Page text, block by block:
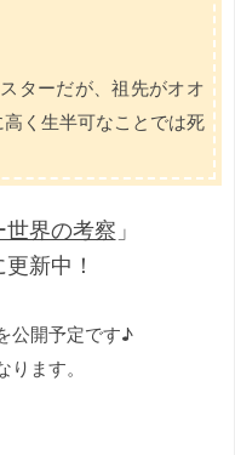
ターだが、祖先がオオ
く生半可なことでは死
世界の考察 」
更新中！
公開予定です♪
ます。